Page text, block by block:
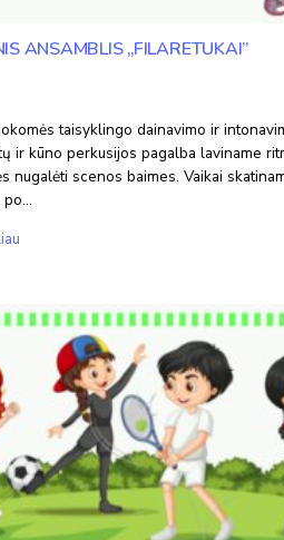
ANSAMBLIS „FILARETUKAI”
taisyklingo dainavimo ir
ir kūno perkusijos pagalba laviname
nugalėti scenos baimes. Vaikai
po…